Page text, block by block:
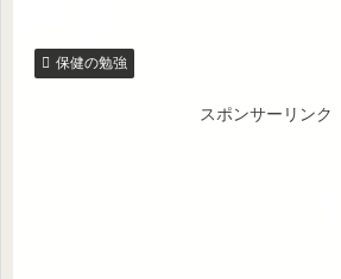
保健の勉強
スポンサーリンク